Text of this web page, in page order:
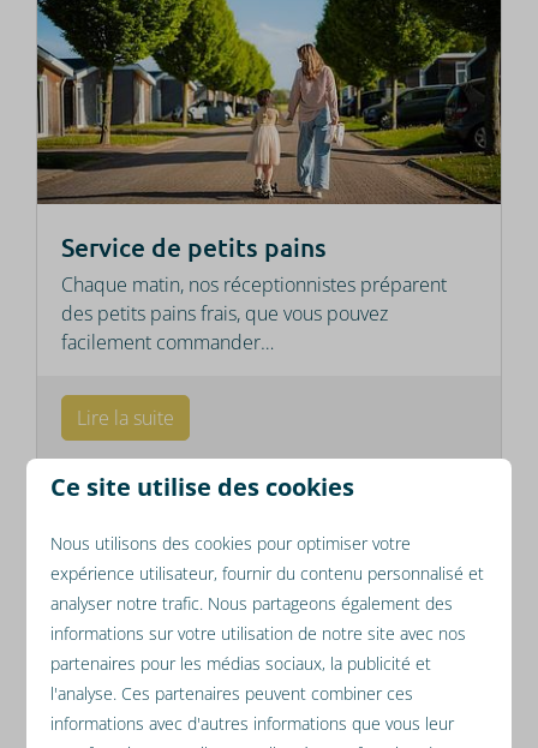
Service de petits pains
Chaque matin, nos réceptionnistes préparent
des petits pains frais, que vous pouvez
facilement commander…
Lire la suite
Ce site utilise des cookies
Nous utilisons des cookies pour optimiser votre
expérience utilisateur, fournir du contenu personnalisé et
analyser notre trafic. Nous partageons également des
informations sur votre utilisation de notre site avec nos
partenaires pour les médias sociaux, la publicité et
l'analyse. Ces partenaires peuvent combiner ces
informations avec d'autres informations que vous leur